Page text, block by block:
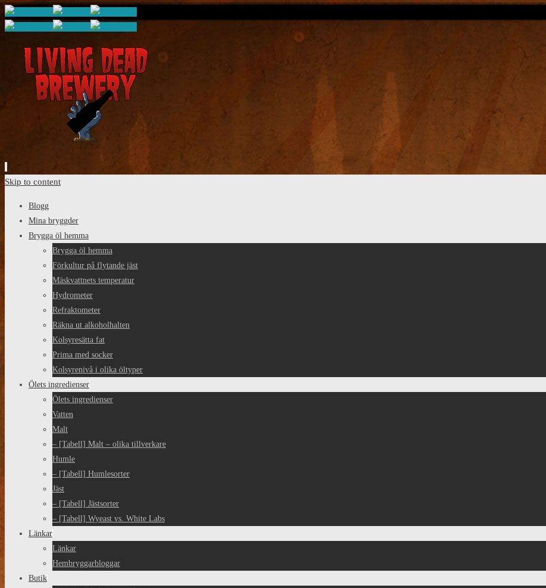
Skip to content
Blogg
Mina bryggder
Brygga öl hemma
Brygga öl hemma
Förkultur på flytande jäst
Mäskvattnets temperatur
Hydrometer
Refraktometer
Räkna ut alkoholhalten
Kolsyresätta fat
Prima med socker
Kolsyrenivå i olika öltyper
Ölets ingredienser
Ölets ingredienser
Vatten
Malt
– [Tabell] Malt – olika tillverkare
Humle
– [Tabell] Humlesorter
Jäst
– [Tabell] Jästsorter
– [Tabell] Wyeast vs. White Labs
Länkar
Länkar
Hembryggarbloggar
Butik